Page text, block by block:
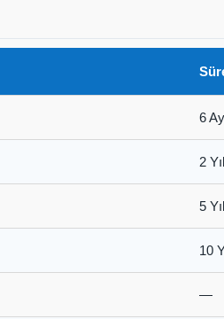
6 Ay
2 Yıl
5 Yıl
10
—